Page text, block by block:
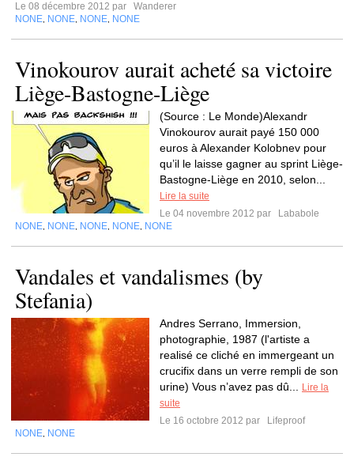
Le 08 décembre 2012 par
Wanderer
NONE NONE NONE NONE
Vinokourov aurait acheté sa victoire
Liège-Bastogne-Liège
(Source : Le Monde)Alexandr
Vinokourov aurait payé 150 000
euros à Alexander Kolobnev pour
qu’il le laisse gagner au sprint Liège-
Bastogne-Liège en 2010, selon...
Lire la suite
Le 04 novembre 2012 par
Lababole
NONE NONE NONE NONE NONE
Vandales et vandalismes (by
Stefania)
Andres Serrano, Immersion,
photographie, 1987 (l'artiste a
realisé ce cliché en immergeant un
crucifix dans un verre rempli de son
urine) Vous n’avez pas dû...
Lire la
suite
Le 16 octobre 2012 par
Lifeproof
NONE NONE